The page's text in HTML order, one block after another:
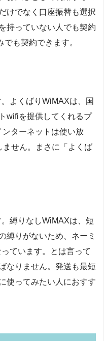
けでなく口座振替も選択
持っていない人でも契約
も契約できます。
よくばりWiMAXは、国
wifiを提供してくれるプ
ターネットは使い放
せん。まさに「よくば
縛りなしWiMAXは、短
縛りがないため、ネーミ
ています。とは言って
なりません。発送も最短
使ってみたい人におすす